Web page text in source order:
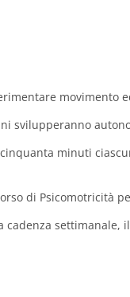
movimento
svilupperanno
minuti
di Psicomotricità
cadenza settimanale,